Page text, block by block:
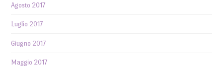
Agosto 2017
Luglio 2017
Giugno 2017
Maggio 2017